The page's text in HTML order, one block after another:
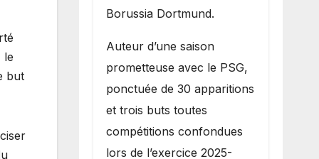
le
but
Borussia Dortmund.
Auteur d’une saison
prometteuse avec le PSG,
ponctuée de 30 apparitions
et trois buts toutes
compétitions confondues
lors de l’exercice 2025-